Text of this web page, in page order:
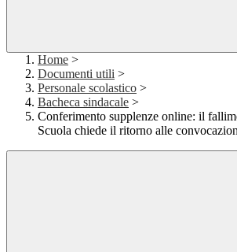
Home >
Documenti utili >
Personale scolastico >
Bacheca sindacale >
Conferimento supplenze online: il
Scuola chiede il ritorno alle